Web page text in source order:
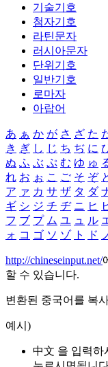
기술기호
첨자기호
라틴문자
러시아문자
단위기호
일반기호
로마자
아랍어
あ ぁ か が さ ざ た
き ぎ し じ ち ぢ に
ぬ ふ ぶ ぷ む ゆ ゅ
れ お ぉ こ ご そ ぞ
ア ァ カ サ ザ タ ダ
ギ シ ジ チ ヂ ニ ヒ
フ ブ プ ム ユ ュ ル
ォ コ ゴ ソ ゾ ト ド
http://chineseinput.net/
할 수 있습니다.
변환된 중국어를 복
예시)
中文 을 입력하